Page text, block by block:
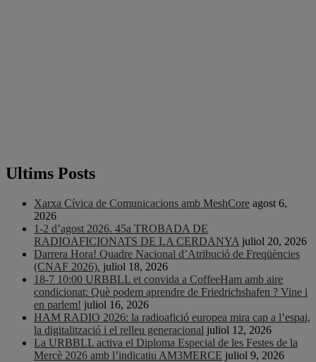
Ultims Posts
Xarxa Cívica de Comunicacions amb MeshCore agost 6,
2026
1-2 d’agost 2026. 45a TROBADA DE
RADIOAFICIONATS DE LA CERDANYA juliol 20, 2026
Darrera Hora! Quadre Nacional d’Atribució de Freqüències
(CNAF 2026). juliol 18, 2026
18-7 10:00 URBBLL et convida a CoffeeHam amb aire
condicionat: Què podem aprendre de Friedrichshafen ? Vine i
en parlem! juliol 16, 2026
HAM RADIO 2026: la radioafició europea mira cap a l’espai,
la digitalització i el relleu generacional juliol 12, 2026
La URBBLL activa el Diploma Especial de les Festes de la
Mercè 2026 amb l’indicatiu AM3MERCE juliol 9, 2026